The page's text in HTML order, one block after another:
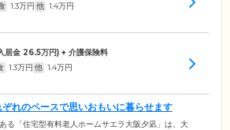
1.3万円 他 1.4万円
居金 26.5万円) + 介護保険料
1.3万円 他 1.4万円
れのペースで思いおもいに暮らせます
る「住宅型有料老人ホームサエラ大阪夕凪」は、大